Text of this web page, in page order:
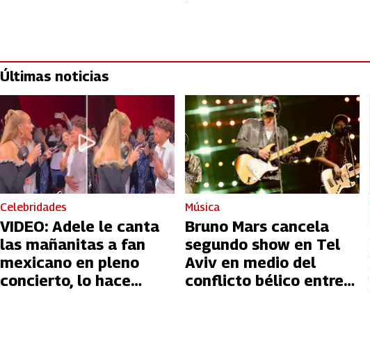
Últimas noticias
Celebridades
VIDEO: Adele le canta
las mañanitas a fan
mexicano en pleno
concierto, lo hace
Música
Bruno Mars cancela
segundo show en Tel
Aviv en medio del
conflicto bélico entre